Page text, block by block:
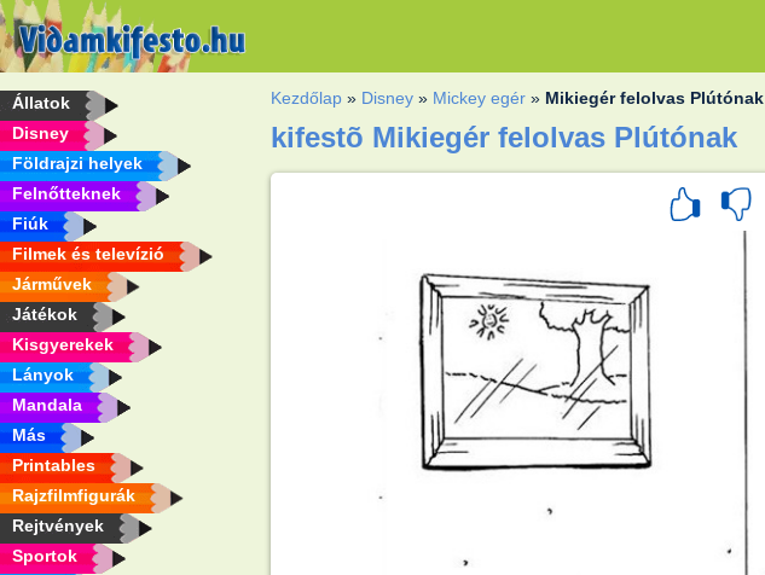
Állatok
Disney
Földrajzi helyek
Felnőtteknek
Fiúk
Filmek és televízió
Járművek
Játékok
Kisgyerekek
Lányok
Mandala
Más
Printables
Rajzfilmfigurák
Rejtvények
Sportok
Kezdőlap » Disney » Mickey egér » Mikiegér felolvas Plútónak
kifestõ Mikiegér felolvas Plútónak